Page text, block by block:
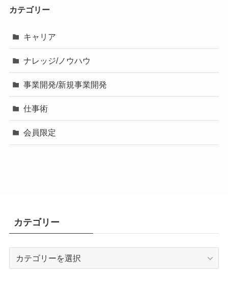
カテゴリー
キャリア
ナレッジ/ノウハウ
事業開発/新規事業開発
仕事術
会員限定
カテゴリー